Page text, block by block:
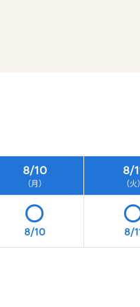
8/10
（月）
8/
（火）
8/10 8/